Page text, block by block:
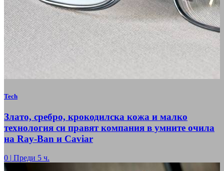
Tech
Злато, сребро, крокодилска кожа и малко
технология си правят компания в умните очила
на Ray-Ban и Caviar
0 | Преди 5 ч.